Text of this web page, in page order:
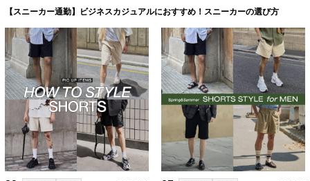
【スニーカー通勤】ビジネスカジュアルにおすすめ！スニーカーの選び方